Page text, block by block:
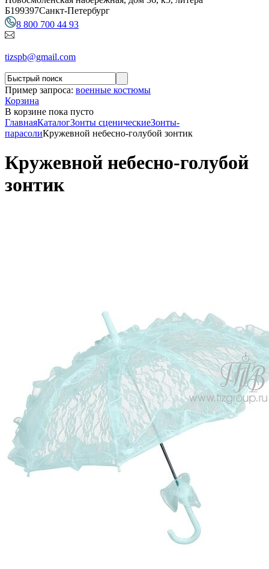
Б199397Санкт-Петербург
8 800 700 44 93
tizspb@gmail.com
Пример запроса: военные костюмы
Корзина
В корзине пока пусто
ГлавнаяКаталогЗонты сценическиеЗонты-
парасолиКружевной небесно-голубой зонтик
Кружевной небесно-голубой
зонтик